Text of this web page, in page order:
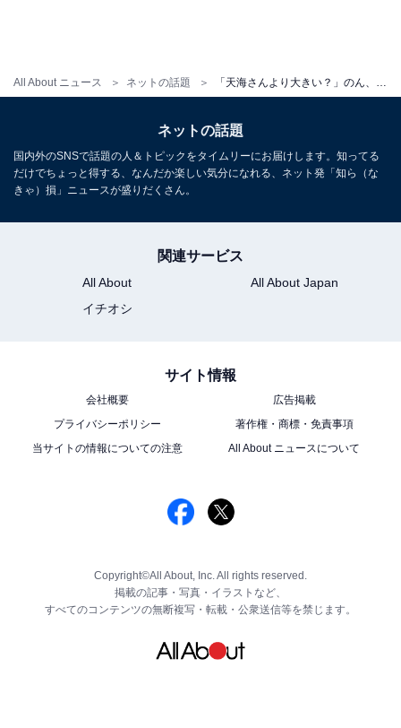
All About ニュース ネットの話題
ネットの話題
国内外のSNSで話題の人＆トピックをタイムリーにお届けします。知ってる
だけでちょっと得する、なんだか楽しい気分になれる、ネット発「知ら（な
きゃ）損」ニュースが盛りだくさん。
関連サービス
All About
All About Japan
イチオシ
サイト情報
会社概要
広告掲載
プライバシーポリシー
著作権・商標・免責事項
当サイトの情報についての注意
All About ニュースについて
Copyright©All About, Inc. All rights reserved.
掲載の記事・写真・イラストなど、
すべてのコンテンツの無断複写・転載・公衆送信等を禁じます。